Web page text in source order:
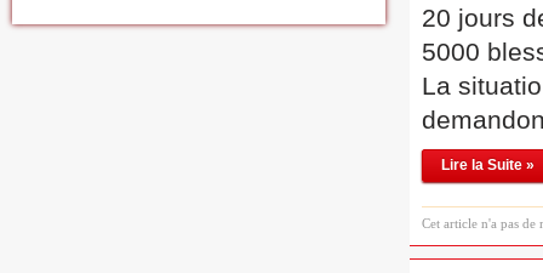
20 jours
5000
La
Lire la Suite »
Cet article n'a pas de